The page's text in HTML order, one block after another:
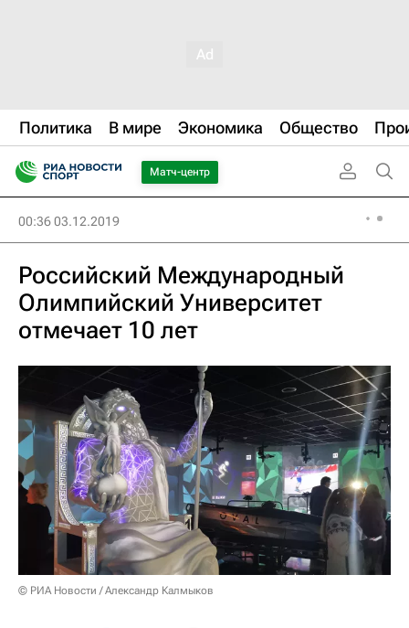
Политика В мире Экономика Общество
Матч-центр
00:36 03.12.2019
Российский Международный
Олимпийский Университет
отмечает 10 лет
© РИА Новости / Александр Калмыков